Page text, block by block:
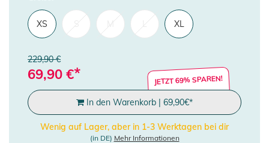
XS XL
229,90 €
69,90 €* JETZT 69% SPAREN!
In den Warenkorb | 69,90€*
Wenig auf Lager, aber in 1-3 Werktagen bei dir
(in DE) Mehr Informationen